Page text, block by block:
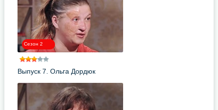
Сезон 2
Выпуск 7. Ольга Дордюк